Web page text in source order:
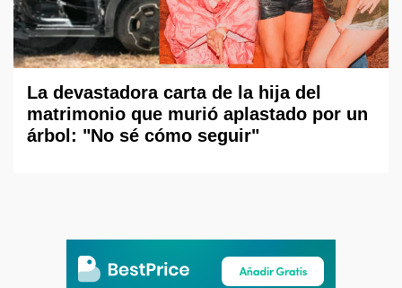
La devastadora carta de la hija del
matrimonio que murió aplastado por un
árbol: "No sé cómo seguir"